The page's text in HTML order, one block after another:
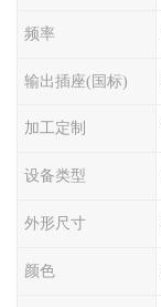
频率
输出插座(国标)
加工定制
设备类型
外形尺寸
颜色